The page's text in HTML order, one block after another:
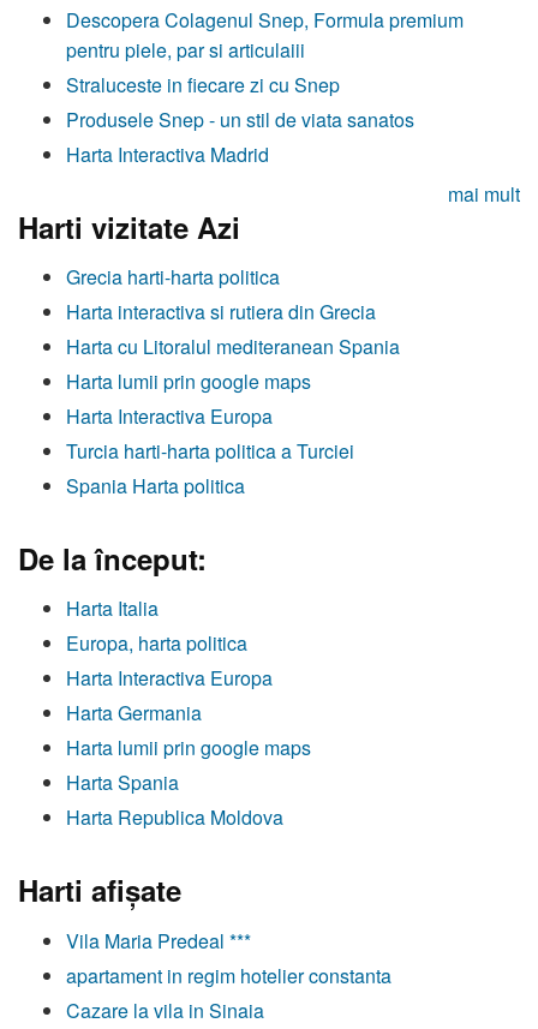
Descopera Colagenul Snep, Formula premium
pentru piele, par si articulaiii
Straluceste in fiecare zi cu Snep
Produsele Snep - un stil de viata sanatos
Harta Interactiva Madrid
mai mult
Harti vizitate Azi
Grecia harti-harta politica
Harta interactiva si rutiera din Grecia
Harta cu Litoralul mediteranean Spania
Harta lumii prin google maps
Harta Interactiva Europa
Turcia harti-harta politica a Turciei
Spania Harta politica
De la început:
Harta Italia
Europa, harta politica
Harta Interactiva Europa
Harta Germania
Harta lumii prin google maps
Harta Spania
Harta Republica Moldova
Harti afişate
Vila Maria Predeal ***
apartament in regim hotelier constanta
Cazare la vila in Sinaia